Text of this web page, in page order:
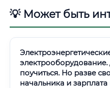
💡 Может быть
электрооборудование.
поучиться. Но разве
начальника и